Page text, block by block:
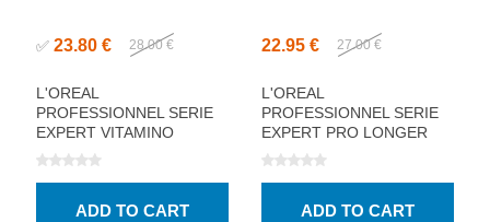
✅ 23.80 € 28.00 €
L'OREAL
PROFESSIONNEL SERIE
EXPERT VITAMINO
COLOR 10IN1 SPRAY
22.95 € 27.00 €
L'OREAL
PROFESSIONNEL SERIE
EXPERT PRO LONGER
10IN1 CREAM 150ML